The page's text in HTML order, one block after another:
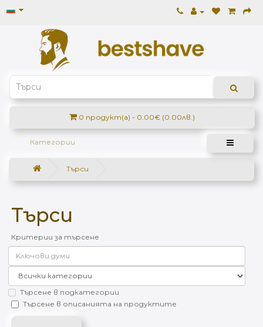
0 продукт(а) - 0.00€ (0.00лв.)
Категории
Търси
Търси
Критерии за търсене
Търсене в подкатегории
Търсене в описанията на продуктите